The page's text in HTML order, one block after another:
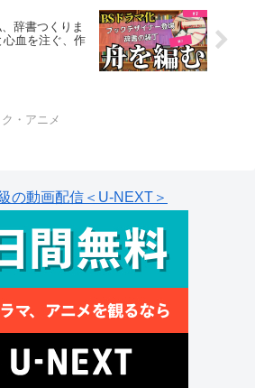
辞書つくりま
血を注ぐ、作
・アニメ
の動画配信＜U-NEXT＞